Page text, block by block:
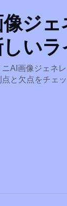
ジェ
い
AI画像ジェネ
と欠点をチェ